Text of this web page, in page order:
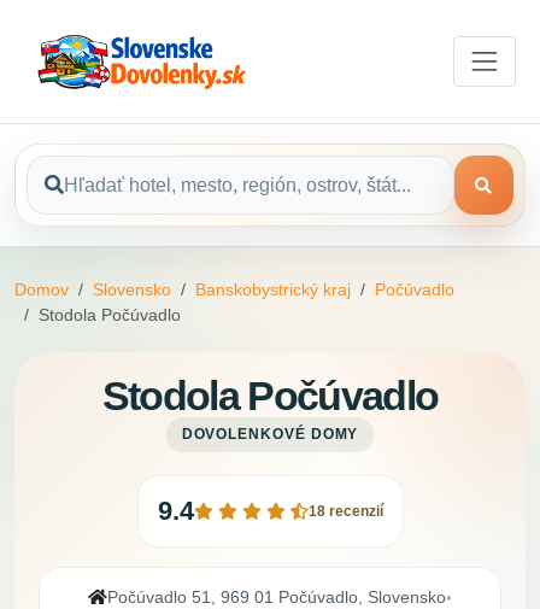
Domov Slovensko Banskobystrický kraj
Počúvadlo
Stodola Počúvadlo
Stodola Počúvadlo
DOVOLENKOVÉ DOMY
9.4 18 recenzií
Počúvadlo 51, 969 01 Počúvadlo, Slovensko•